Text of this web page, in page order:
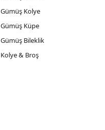
Gümüş Kolye
Gümüş Küpe
Gümüş Bileklik
Kolye & Broş